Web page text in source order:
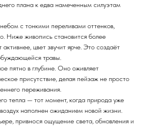
плана к едва намеченным силуэтам
с тонкими переливами оттенков,
Ниже живопись становится более
цвет звучит ярче. Это создаёт
травы.
пятно в глубине. Оно оживляет
присутствие, делая пейзаж не просто
переживания.
тепла — тот момент, когда природа уже
наполнен ожиданием новой жизни.
привнося ощущение света, обновления и